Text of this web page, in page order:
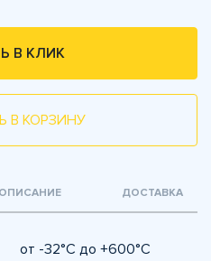
В КЛИК
В КОРЗИНУ
ОПИСАНИЕ ДОСТАВКА
от -32°C до +600°C